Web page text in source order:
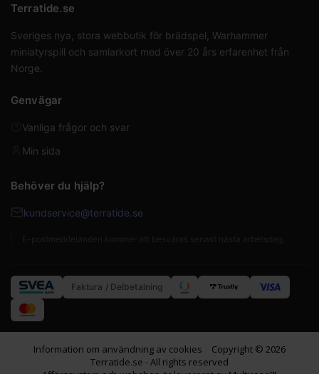
Terratide.se
Sveriges nya, stora webbutik för brädspel, Warhammer
miniatyrspill och samlarkort med över 20 års erfarenhet från
Norge.
Genvägar
Vanliga frågor och svar
Min sida
Behöver du hjälp?
kundservice@terratide.se
Faktura / Delbetalning
Information om användning av cookies
Copyright © 2026
Terratide.se - All rights reserved